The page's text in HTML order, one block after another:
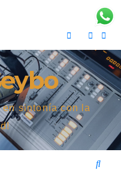
en sintonía con la